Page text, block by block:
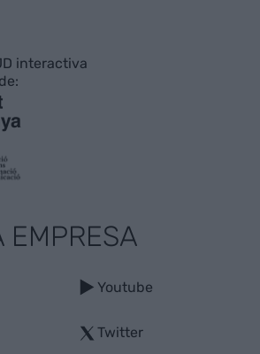
interactiva
EMPRESA
Youtube
Twitter